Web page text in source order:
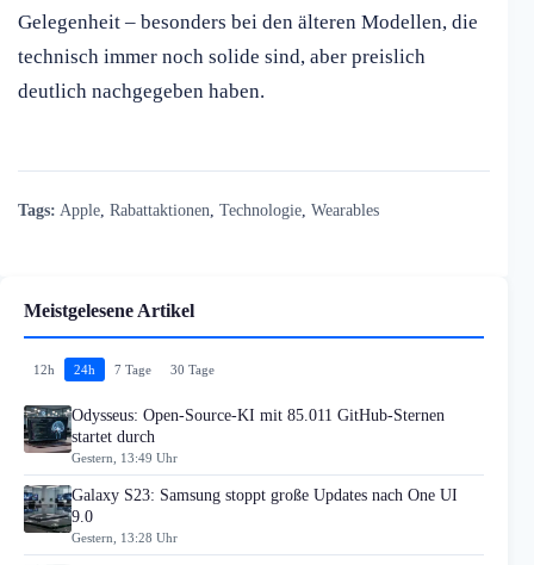
Gelegenheit – besonders bei den älteren Modellen, die
technisch immer noch solide sind, aber preislich
deutlich nachgegeben haben.
Tags: Apple Rabattaktionen Technologie Wearables
Meistgelesene Artikel
12h 24h 7 Tage 30 Tage
Odysseus: Open-Source-KI mit 85.011 GitHub-Sternen
startet durch
Gestern, 13:49 Uhr
Galaxy S23: Samsung stoppt große Updates nach One UI
9.0
Gestern, 13:28 Uhr